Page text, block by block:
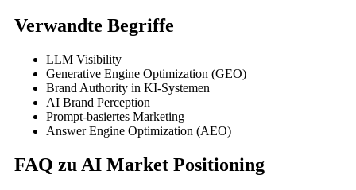
Verwandte Begriffe
LLM Visibility
Generative Engine Optimization (GEO)
Brand Authority in KI-Systemen
AI Brand Perception
Prompt-basiertes Marketing
Answer Engine Optimization (AEO)
FAQ zu AI Market Positioning